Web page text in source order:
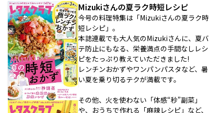
Mizukiさんの夏ラク時短レシピ
今号の料理特集は「Mizukiさんの夏ラク時
短レシピ」。
本誌連載でも大人気のMizukiさんに、夏バ
テ防止にもなる、栄養満点の手間なしレシ
ピをたっぷり教えていただきました!
レンチンおかずやワンパンパスタなど、暑
い夏を乗り切るテクが満載です。
その他、火を使わない「体感“秒”副菜」
や、おうちで作れる「麻辣レシピ」など、